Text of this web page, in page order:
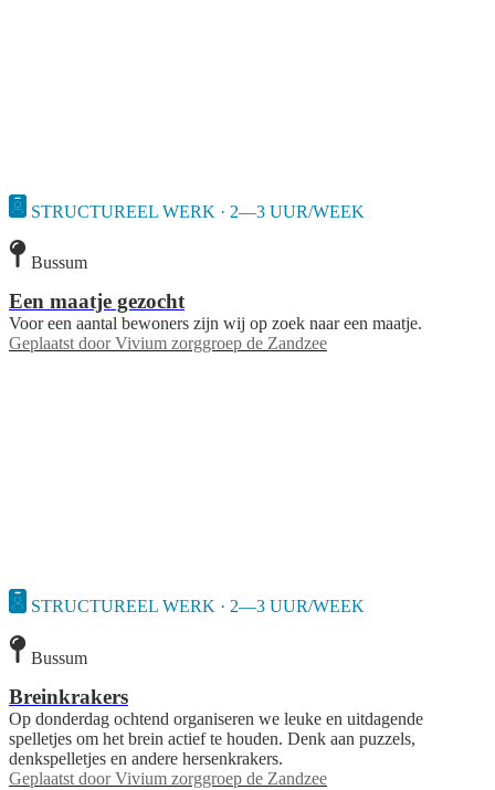
STRUCTUREEL WERK · 2—3 UUR/WEEK
Bussum
Een maatje gezocht
Voor een aantal bewoners zijn wij op zoek naar een maatje.
Geplaatst door Vivium zorggroep de Zandzee
STRUCTUREEL WERK · 2—3 UUR/WEEK
Bussum
Breinkrakers
Op donderdag ochtend organiseren we leuke en uitdagende
spelletjes om het brein actief te houden. Denk aan puzzels,
denkspelletjes en andere hersenkrakers.
Geplaatst door Vivium zorggroep de Zandzee